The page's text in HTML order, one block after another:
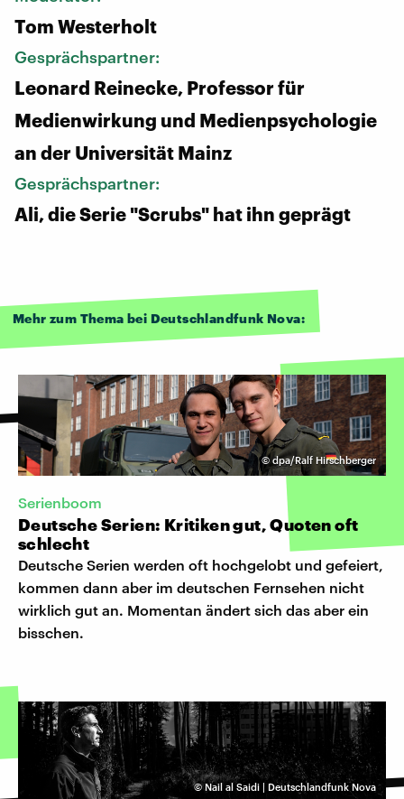
Tom Westerholt
Gesprächspartner:
Leonard Reinecke, Professor für
Medienwirkung und Medienpsychologie
an der Universität Mainz
Gesprächspartner:
Ali, die Serie "Scrubs" hat ihn geprägt
Mehr zum Thema bei Deutschlandfunk Nova:
©dpa/Ralf Hirschberger
Serienboom
Deutsche Serien: Kritiken gut, Quoten oft
schlecht
Deutsche Serien werden oft hochgelobt und gefeiert,
kommen dann aber im deutschen Fernsehen nicht
wirklich gut an. Momentan ändert sich das aber ein
bisschen.
©Nail al Saidi | Deutschlandfunk Nova